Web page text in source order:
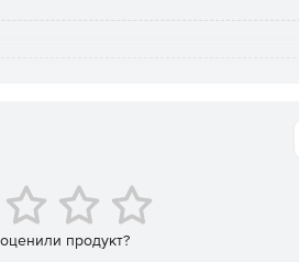
поддерживает операционные
удаленную блокировку / очистку
продукт?